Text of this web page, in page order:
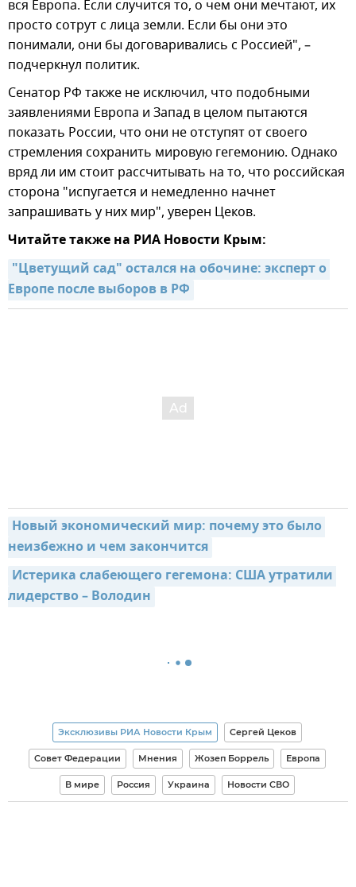
вся Европа. Если случится то, о чем они мечтают, их
просто сотрут с лица земли. Если бы они это
понимали, они бы договаривались с Россией", –
подчеркнул политик.
Сенатор РФ также не исключил, что подобными
заявлениями Европа и Запад в целом пытаются
показать России, что они не отступят от своего
стремления сохранить мировую гегемонию. Однако
вряд ли им стоит рассчитывать на то, что российская
сторона "испугается и немедленно начнет
запрашивать у них мир", уверен Цеков.
Читайте также на РИА Новости Крым:
"Цветущий сад" остался на обочине: эксперт о
Европе после выборов в РФ
Новый экономический мир: почему это было
неизбежно и чем закончится
Истерика слабеющего гегемона: США утратили
лидерство – Володин
Эксклюзивы РИА Новости Крым Сергей Цеков
Совет Федерации Мнения Жозеп Боррель Европа
В мире Россия Украина Новости СВО